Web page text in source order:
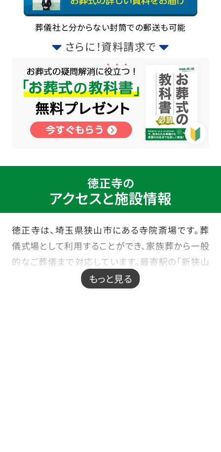
葬儀社と分からない封筒での郵送も可能
さらに！資料請求で
徳正寺の
アクセスと施設情報
徳正寺は、埼玉県狭山市にある寺院斎場です。葬
儀式場として利用することができ、家族葬から一般
的なご葬儀まで対応しています。最寄駅の「新狭山
駅」から徒歩4分とアクセスが良く、地域の方に多く
ご利用されています。また、貸し切りタイプの為、他
もっと見る